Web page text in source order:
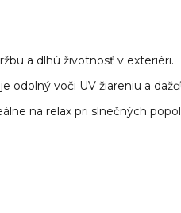
a dlhú životnosť v exteriéri.
odolný voči UV žiareniu a
na relax pri slnečných